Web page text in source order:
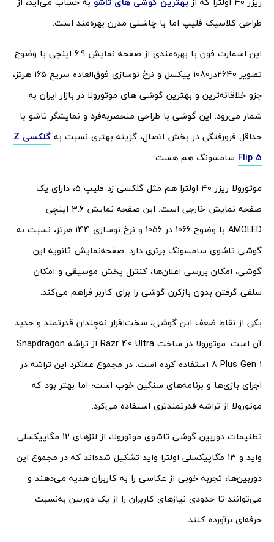
طراحی کلاسیک فلیپ اما با چاشنی مدرن بهره‌مند است.
این اسمارت فون با بهره‌مندی از صفحه نمایش 6.9 اینچی با وضوح
تصویر 2640در1080 پیکسل و نرخ نوسازی فوق‌العاده سریع 165 هرتز،
جزو خلاقانه‌ترین و بهترین گوشی های موتورولا در بازار ایران به‌
شمار می‌رود. این گوشی با طراحی منحصر‌به‌فرد و نمایشگر تاشو با
حداقل فرورفتگی در بخش اتصال، گزینه بهتری نسبت به
گلکسی Z
Flip 5 سامسونگ هم هست.
موتورولا ریزر 40 اولترا هم مثل گلکسی زد فلیپ 5، دارای یک
صفحه نمایش خارجی است. این صفحه نمایش 3.6 اینچی
AMOLED با وضوح 1066 در 1056 و نرخ نوسازی 144 هرتز، نسبت به
گوشی تاشوی سامسونگ برتری دارد. صفحه‌نمایش ثانویه این
گوشی، امکان بررسی اعلان‌ها، کنترل پخش موسیقی و امکان
سلفی گرفتن بدون بازکرن گوشی را برای کاربر فراهم می‌کند.
یکی از نقاط ضعف این گوشی، سخت‌افزار نه‌چندان قدرتمند و جدید
آن است. موتورولا در ساخت Razr 40 Ultra از تراشه Snapdragon
8 Plus Gen 1 استفاده کرده است. در مجموع عملکرد این تراشه در
اجرای بازی‌ها و برنامه‌های سنگین خوب است؛ اما بهتر بود که
موتورولا از تراشه قدرتمندتری استفاده می‌کرد.
تظنیمات دوربین‌ گوشی تاشوی موتورولا، از لنزهای 12 مگاپیکسلی
واید و 13 مگاپیکسلی اولترا واید تشکیل شده‌اند که در مجموع این
دوربین‌ها، تجربه خوبی از عکاسی را به کاربران هدیه می‌دهند و
می‌توانند تا حدودی نیازهای کاربران را از یک دوربین به‌نسبت
حرفه‌ای برآورده کنند.